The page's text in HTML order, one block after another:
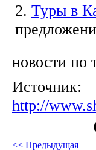
2. Туры в
новости по
Источник:
http://
<< Предыдущая